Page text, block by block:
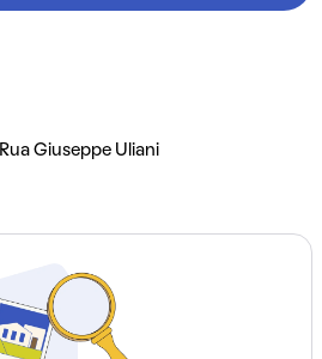
Rua Giuseppe Uliani